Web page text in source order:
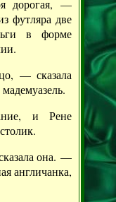
дорогая, —
футляра две
в форме
— сказала
и Рене
она. —
англичанка,